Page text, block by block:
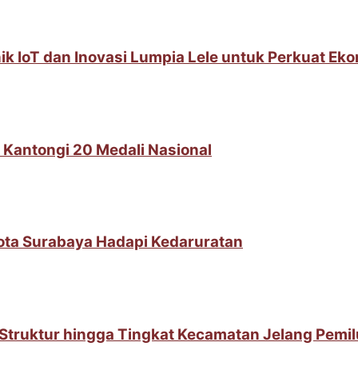
IoT dan Inovasi Lumpia Lele untuk Perkuat
20 Medali Nasional
Surabaya Hadapi Kedaruratan
hingga Tingkat Kecamatan Jelang